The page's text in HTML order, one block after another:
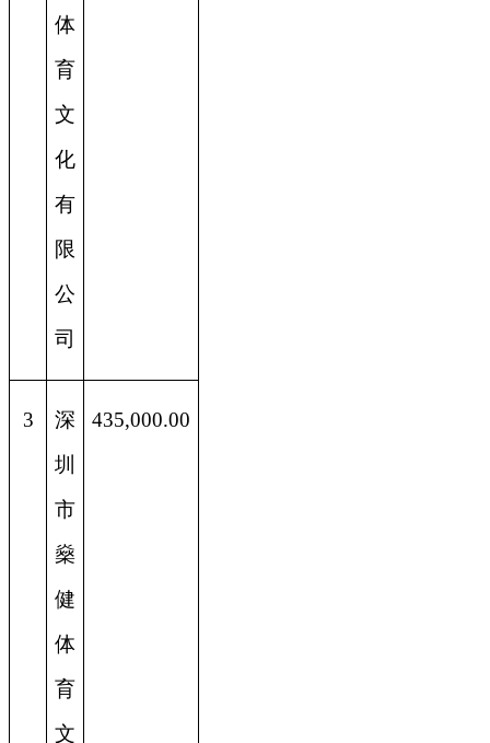
体
育
文
化
有
限
公
司
3
深
圳
市
燊
健
体
育
文
435,000.00